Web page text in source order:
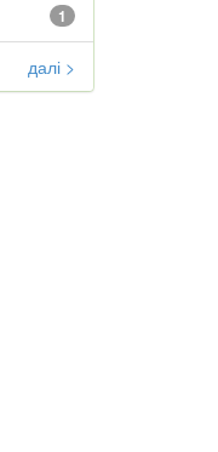
1
далі >